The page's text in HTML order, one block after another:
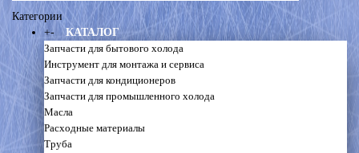
Категории
+-
КАТАЛОГ
Запчасти для бытового холода
Инструмент для монтажа и сервиса
Запчасти для кондиционеров
Запчасти для промышленного холода
Масла
Расходные материалы
Труба